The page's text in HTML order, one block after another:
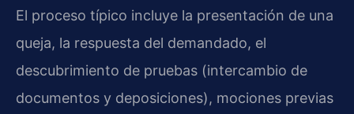
El proceso típico incluye la presentación de una
queja, la respuesta del demandado, el
descubrimiento de pruebas (intercambio de
documentos y deposiciones), mociones previas